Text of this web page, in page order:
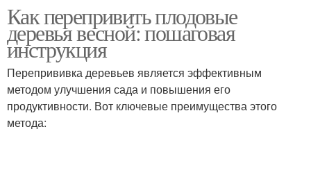
Как перепривить плодовые
деревья весной: пошаговая
инструкция
Перепрививка деревьев является эффективным
методом улучшения сада и повышения его
продуктивности. Вот ключевые преимущества этого
метода: